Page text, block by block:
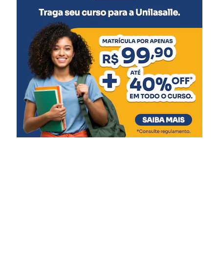
“O acolhimento
institucional exige uma
estrutura adequada e um
ambiente que transmita
cuidado e segurança. Este
novo espaço amplia nossa
capacidade de atendimento
e garante mais qualidade
de vida às crianças e